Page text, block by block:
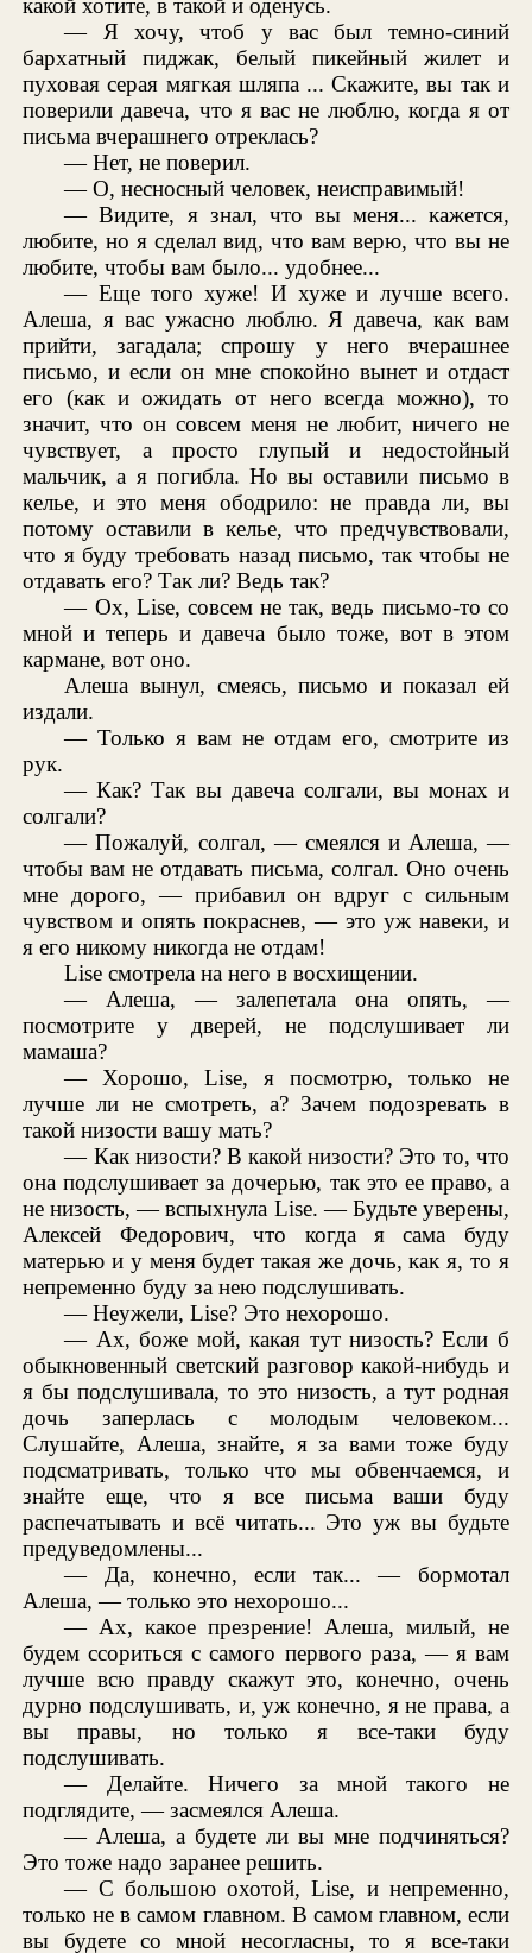
какой хотите, в такой и оденусь.
— Я хочу, чтоб у вас был темно-синий
бархатный пиджак, белый пикейный жилет и
пуховая серая мягкая шляпа ... Скажите, вы так и
поверили давеча, что я вас не люблю, когда я от
письма вчерашнего отреклась?
— Нет, не поверил.
— О, несносный человек, неисправимый!
— Видите, я знал, что вы меня... кажется,
любите, но я сделал вид, что вам верю, что вы не
любите, чтобы вам было... удобнее...
— Еще того хуже! И хуже и лучше всего.
Алеша, я вас ужасно люблю. Я давеча, как вам
прийти, загадала; спрошу у него вчерашнее
письмо, и если он мне спокойно вынет и отдаст
его (как и ожидать от него всегда можно), то
значит, что он совсем меня не любит, ничего не
чувствует, а просто глупый и недостойный
мальчик, а я погибла. Но вы оставили письмо в
келье, и это меня ободрило: не правда ли, вы
потому оставили в келье, что предчувствовали,
что я буду требовать назад письмо, так чтобы не
отдавать его? Так ли? Ведь так?
— Ох, Lise, совсем не так, ведь письмо-то со
мной и теперь и давеча было тоже, вот в этом
кармане, вот оно.
Алеша вынул, смеясь, письмо и показал ей
издали.
— Только я вам не отдам его, смотрите из
рук.
— Как? Так вы давеча солгали, вы монах и
солгали?
— Пожалуй, солгал, — смеялся и Алеша, —
чтобы вам не отдавать письма, солгал. Оно очень
мне дорого, — прибавил он вдруг с сильным
чувством и опять покраснев, — это уж навеки, и
я его никому никогда не отдам!
Lise смотрела на него в восхищении.
— Алеша, — залепетала она опять, —
посмотрите у дверей, не подслушивает ли
мамаша?
— Хорошо, Lise, я посмотрю, только не
лучше ли не смотреть, а? Зачем подозревать в
такой низости вашу мать?
— Как низости? В какой низости? Это то, что
она подслушивает за дочерью, так это ее право, а
не низость, — вспыхнула Lise. — Будьте уверены,
Алексей Федорович, что когда я сама буду
матерью и у меня будет такая же дочь, как я, то я
непременно буду за нею подслушивать.
— Неужели, Lise? Это нехорошо.
— Ах, боже мой, какая тут низость? Если б
обыкновенный светский разговор какой-нибудь и
я бы подслушивала, то это низость, а тут родная
дочь заперлась с молодым человеком...
Слушайте, Алеша, знайте, я за вами тоже буду
подсматривать, только что мы обвенчаемся, и
знайте еще, что я все письма ваши буду
распечатывать и всё читать... Это уж вы будьте
предуведомлены...
— Да, конечно, если так... — бормотал
Алеша, — только это нехорошо...
— Ах, какое презрение! Алеша, милый, не
будем ссориться с самого первого раза, — я вам
лучше всю правду скажут это, конечно, очень
дурно подслушивать, и, уж конечно, я не права, а
вы правы, но только я все-таки буду
подслушивать.
— Делайте. Ничего за мной такого не
подглядите, — засмеялся Алеша.
— Алеша, а будете ли вы мне подчиняться?
Это тоже надо заранее решить.
— С большою охотой, Lise, и непременно,
только не в самом главном. В самом главном, если
вы будете со мной несогласны, то я все-таки